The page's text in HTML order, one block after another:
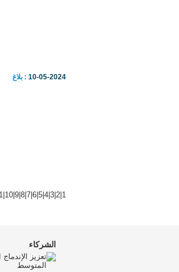
10-05-2024 : بلاغ
1
2
3
4
5
6
7
8
9
10
الشركاء